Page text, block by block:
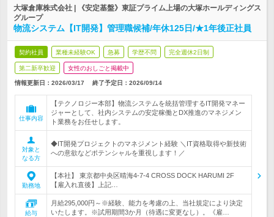
大塚倉庫株式会社 | 《安定基盤》東証プライム上場の大塚ホールディングス
グループ
物流システム【IT開発】管理職候補/年休125日/★1年後正社員
契約社員 業種未経験OK 急募 学歴不問 完全週休2日制
第二新卒歓迎 女性のおしごと掲載中
情報更新日：2026/03/17 終了予定日： 2026/09/14
仕事内容
【テクノロジー本部】物流システムを統括管理するIT開発マネー
ジャーとして、社内システムの安定稼働とDX推進のマネジメン
ト業務をお任せします。
対象と
なる方
◆IT開発プロジェクトのマネジメント経験 ＼IT資格取得や新技術
への意欲などポテンシャルを重視します！／
勤務地
【本社】 東京都中央区晴海4-7-4 CROSS DOCK HARUMI 2F
【雇入れ直後】上記…
給与
月給295,000円～※経験、能力を考慮の上、当社規定により決定
いたします。※試用期間3か月（待遇に変更なし）。《雇…